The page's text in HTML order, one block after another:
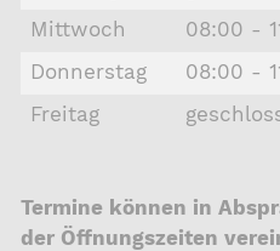
Mittwoch
08:00 -
Donnerstag
08:00 -
Freitag
Termine können in
der Öffnungszeiten